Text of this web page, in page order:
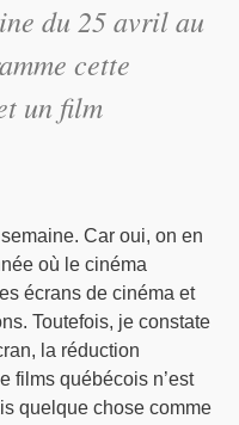
du 25 avril au
cette
un film
Car oui, on en
où le cinéma
écrans de cinéma et
Toutefois, je constate
la réduction
films québécois n’est
quelque chose comme